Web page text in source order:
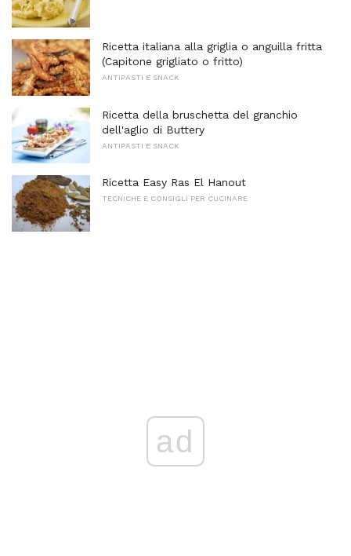
Ricetta italiana alla griglia o anguilla fritta
(Capitone grigliato o fritto)
ANTIPASTI E SNACK
Ricetta della bruschetta del granchio
dell'aglio di Buttery
ANTIPASTI E SNACK
Ricetta Easy Ras El Hanout
TECNICHE E CONSIGLI PER CUCINARE
ad